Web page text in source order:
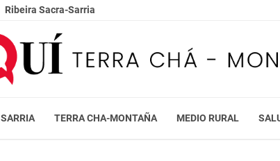
Ribeira Sacra-Sarria
SARRIA TERRA CHA-MONTAÑA MEDIO RURAL